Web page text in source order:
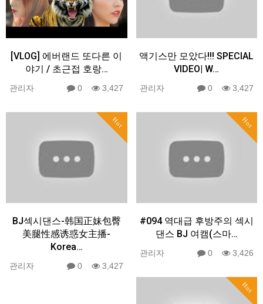
[VLOG] 에버랜드 또다른 이
야기 / 초근접 호랑…
관리자 0 3,427
액기스만 모았다!!! SPECIAL
VIDEO| W…
관리자 0 3,427
Hot
BJ섹시댄스-韩国正妹包臀
美腿性感诱惑女主播-
Korea…
관리자 0 3,427
Hot
#094 역대급 후방주의 섹시
댄스 BJ 여캠(스마…
관리자 0 3,426
Hot